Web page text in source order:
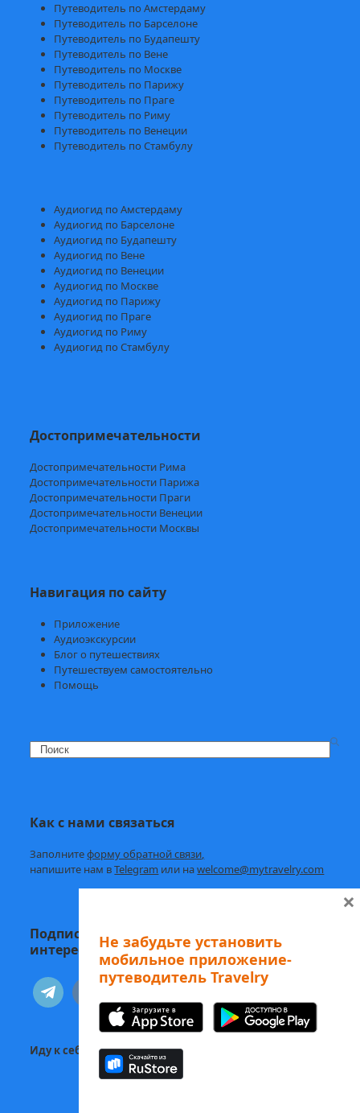
Путеводитель по Амстердаму
Путеводитель по Барселоне
Путеводитель по Будапешту
Путеводитель по Вене
Путеводитель по Москве
Путеводитель по Парижу
Путеводитель по Праге
Путеводитель по Риму
Путеводитель по Венеции
Путеводитель по Стамбулу
Аудиогид по Амстердаму
Аудиогид по Барселоне
Аудиогид по Будапешту
Аудиогид по Вене
Аудиогид по Венеции
Аудиогид по Москве
Аудиогид по Парижу
Аудиогид по Праге
Аудиогид по Риму
Аудиогид по Стамбулу
Достопримечательности
Достопримечательности Рима
Достопримечательности Парижа
Достопримечательности Праги
Достопримечательности Венеции
Достопримечательности Москвы
Навигация по сайту
Приложение
Аудиоэкскурсии
Блог о путешествиях
Путешествуем самостоятельно
Помощь
Search
Как с нами связаться
Заполнитеформу обратной связи,
напишите нам вTelegram или наwelcome@mytravelry.com
Подписывайтесь на Travelry — с нами
интересно и полезно!
telegramvkontakte
Иду к себе: Статьи о психологии и саморазвитии
Не забудьте установить
мобильное приложение-
путеводитель Travelry
×